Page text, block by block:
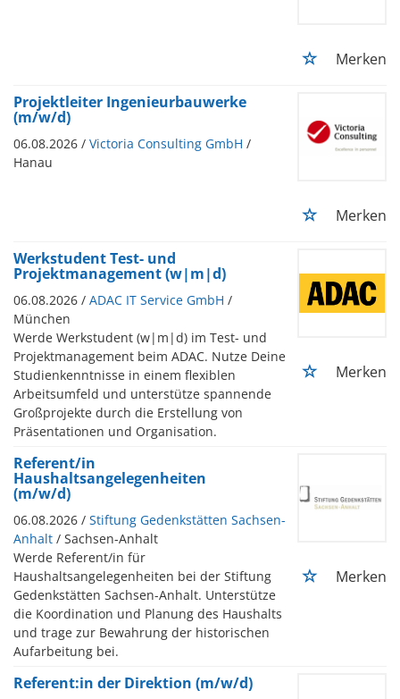
Merken
Projektleiter Ingenieurbauwerke
(m/w/d)
06.08.2026 / Victoria Consulting GmbH /
Hanau
Merken
Werkstudent Test- und
Projektmanagement (w|m|d)
06.08.2026 / ADAC IT Service GmbH /
München
Werde Werkstudent (w|m|d) im Test- und
Projektmanagement beim ADAC. Nutze Deine
Studienkenntnisse in einem flexiblen
Arbeitsumfeld und unterstütze spannende
Großprojekte durch die Erstellung von
Präsentationen und Organisation.
Merken
Referent/in
Haushaltsangelegenheiten
(m/w/d)
06.08.2026 / Stiftung Gedenkstätten Sachsen-
Anhalt / Sachsen-Anhalt
Werde Referent/in für
Haushaltsangelegenheiten bei der Stiftung
Gedenkstätten Sachsen-Anhalt. Unterstütze
die Koordination und Planung des Haushalts
und trage zur Bewahrung der historischen
Aufarbeitung bei.
Merken
Referent:in der Direktion (m/w/d)